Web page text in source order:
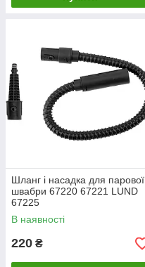
Шланг і насадка для парової
швабри 67220 67221 LUND
67225
В наявності
220 ₴